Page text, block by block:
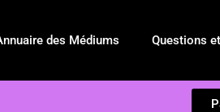
des Médiums Questions